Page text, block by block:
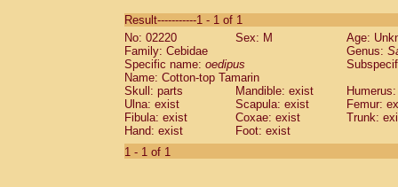
CebidaeSaguinus labiatus(0)
Cebidae Saguinus leucopus (0)
Cebidae
CebidaeSaguinus mystax
Cebidae Saguinus nigricollis (0)
Cebidae Saguinus oedipus
Cebidae Saguinus weddelli
Cebidae Saguinusspp.
Cebidae
Result-----------1 - 1 of 1
No: 02220
Sex: M
Age:
Family: Cebidae
Genus:
Specific name: oedipus
Name: Cotton-top Tamarin
Skull: parts
Mandible: exist
Ulna: exist
Scapula: exist
Femur:
Fibula: exist
Coxae: exist
Trunk:
Hand: exist
Foot: exist
1 - 1 of 1